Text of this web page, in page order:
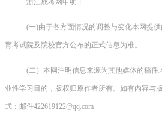
(一)由于各方面情况的调整与变化本网提
育考试院及院校官方公布的正式信息为准。
(二）本网注明信息来源为其他媒体的稿件
业性学习目的，版权归原作者所有。如有内容与
式：邮件422619122@qq.com